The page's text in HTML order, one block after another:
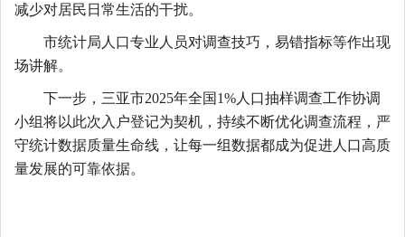
减少对居民日常生活的干扰。
市统计局人口专业人员对调查技巧，易错指标等作出现
场讲解。
下一步，三亚市2025年全国1%人口抽样调查工作协调
小组将以此次入户登记为契机，持续不断优化调查流程，严
守统计数据质量生命线， 让每一组数据都成为促进人口高质
量发展的可靠依据。